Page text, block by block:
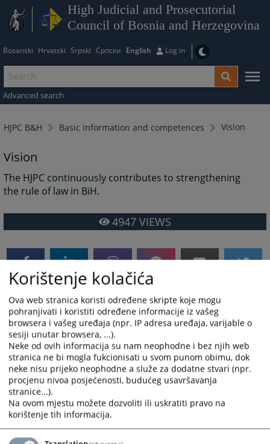
High Judicial and Prosecutorial
Council of Bosnia and Herzegovina
Bosanski Hrvatski Srpski Српски English Log in
Advanced search
HJPC B&H Basic information and competences Vision
Vision
The HJPC continuously contributes to strengthening
the rule of law in BiH.
4947 VIEWS
Korištenje kolačića
Ova web stranica koristi određene skripte koje mogu
pohranjivati i koristiti određene informacije iz vašeg
browsera i vašeg uređaja (npr. IP adresa uređaja, varijable o
sesiji unutar browsera, ...).
Neke od ovih informacija su nam neophodne i bez njih web
stranica ne bi mogla fukcionisati u svom punom obimu, dok
neke nisu prijeko neophodne a služe za dodatne stvari (npr.
procjenu nivoa posjećenosti, budućeg usavršavanja
stranice...).
Na ovom mjestu možete dozvoliti ili uskratiti pravo na
korištenje tih informacija.